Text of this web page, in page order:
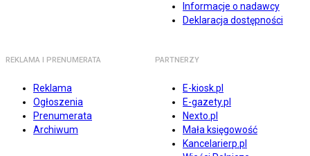
Informacje o nadawcy
Deklaracja dostępności
REKLAMA I PRENUMERATA
Reklama
Ogłoszenia
Prenumerata
Archiwum
PARTNERZY
E-kiosk.pl
E-gazety.pl
Nexto.pl
Mała księgowość
Kancelarierp.pl